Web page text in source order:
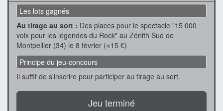
Les lots gagnés
Au tirage au sort : Des places pour le spectacle "15 000
voix pour les légendes du Rock" au Zénith Sud de
Montpellier (34) le 8 février (≈15 €)
Principe du jeu-concours
Il suffit de s'inscrire pour participer au tirage au sort.
Jeu terminé